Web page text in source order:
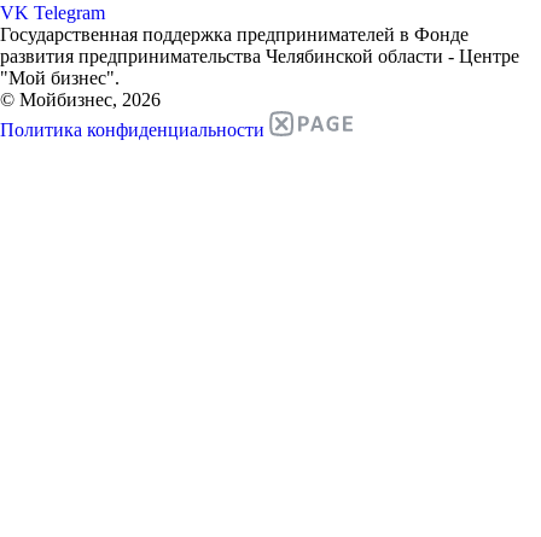
VK Telegram
Государственная поддержка предпринимателей в Фонде
развития предпринимательства Челябинской области - Центре
"Мой бизнес".
© Мойбизнес, 2026
Политика конфиденциальности